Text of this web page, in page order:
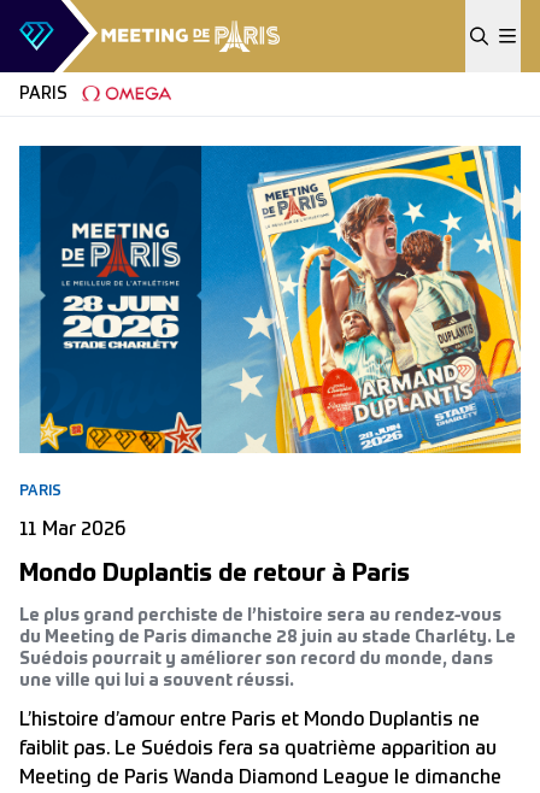
Skip to content
PARIS
PARIS
11 Mar 2026
Mondo Duplantis de retour à Paris
Le plus grand perchiste de l’histoire sera au rendez-vous
du Meeting de Paris dimanche 28 juin au stade Charléty. Le
Suédois pourrait y améliorer son record du monde, dans
une ville qui lui a souvent réussi.
L’histoire d’amour entre Paris et Mondo Duplantis ne
faiblit pas. Le Suédois fera sa quatrième apparition au
Meeting de Paris Wanda Diamond League le dimanche